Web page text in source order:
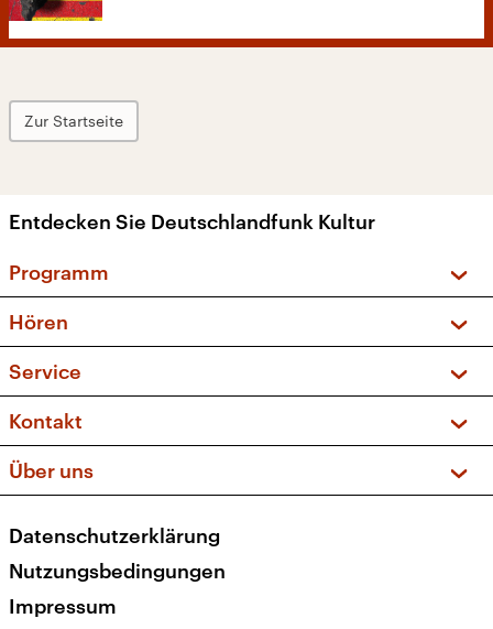
Zur Startseite
Entdecken Sie Deutschlandfunk Kultur
Programm
Sendungen und Podcasts
Musikliste
Kakadu – Das Kinderprogramm
Hören
Frequenzen (UKW + DAB+)
Service
FAQ
Apps
Newsletter
Kontakt
Social Media
Über uns
Presse
Karriere
Transparenz
Datenschutzerklärung
Nutzungsbedingungen
Impressum